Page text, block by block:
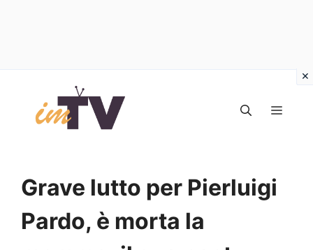
contenuto
Grave lutto per Pierluigi
Pardo, è morta la